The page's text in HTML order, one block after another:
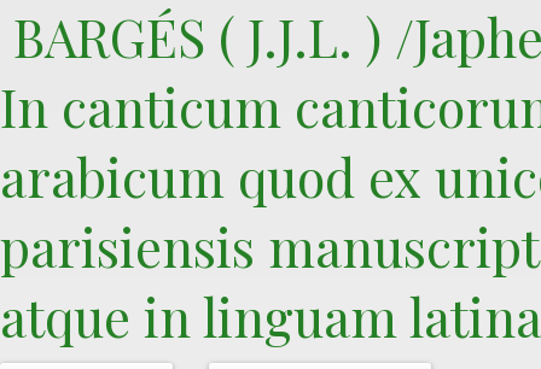
BARGÉS ( J.J.L. ) /
‎In canticum
arabicum quod ex
parisiensis
atque in linguam